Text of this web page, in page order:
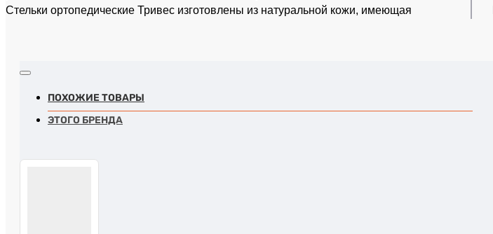
Стельки ортопедические Тривес изготовлены из натуральной кожи, имеющая
ПОХОЖИЕ ТОВАРЫ
ЭТОГО БРЕНДА